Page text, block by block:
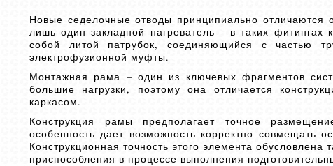
Новые седелочные отводы принципиально отличаются
лишь один закладной нагреватель – в таких фитингах
собой литой патрубок, соединяющийся с частью
электрофузионной муфты.
Монтажная рама – один из ключевых фрагментов
большие нагрузки, поэтому она отличается
каркасом.
Конструкция рамы предполагает точное
особенность дает возможность корректно совмещать
Конструкционная точность этого элемента
приспособления в процессе выполнения